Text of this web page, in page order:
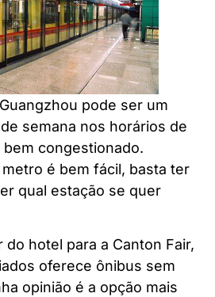
pode ser um
semana nos horários de
congestionado.
é bem fácil, basta ter
qual estação se quer
do hotel para a Canton Fair,
oferece ônibus sem
opinião é a opção mais